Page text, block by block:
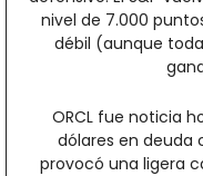
nivel de 7.000
débil (aunque
ORCL fue noticia
dólares en deuda
provocó una ligera